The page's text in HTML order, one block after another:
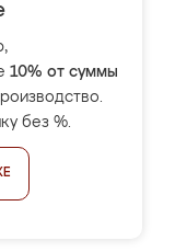
10% от суммы
без %.